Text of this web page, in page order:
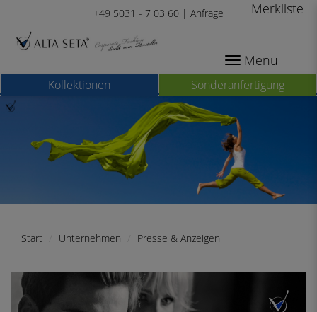
+49 5031 - 7 03 60 | Anfrage
Menu
Merkliste
Sonderanfertigung
Kollektionen
Start Unternehmen Presse & Anzeigen